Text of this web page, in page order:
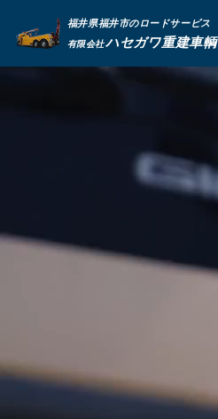
福井県福井市のロードサービス
有限会社ハセガワ重建車輌